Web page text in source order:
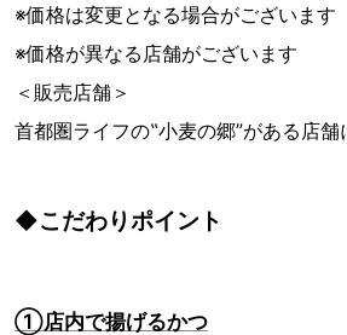
※価格は変更となる場合がございます
※価格が異なる店舗がございます
＜販売店舗＞
首都圏ライフの‟小麦の郷”がある店舗
◆こだわりポイント
①店内で揚げるかつ